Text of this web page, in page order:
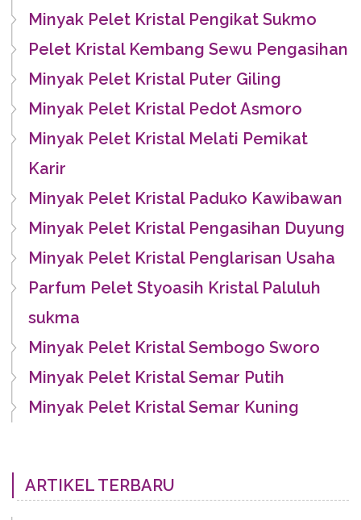
Minyak Pelet Kristal Pengikat Sukmo
Pelet Kristal Kembang Sewu Pengasihan
Minyak Pelet Kristal Puter Giling
Minyak Pelet Kristal Pedot Asmoro
Minyak Pelet Kristal Melati Pemikat
Karir
Minyak Pelet Kristal Paduko Kawibawan
Minyak Pelet Kristal Pengasihan Duyung
Minyak Pelet Kristal Penglarisan Usaha
Parfum Pelet Styoasih Kristal Paluluh
sukma
Minyak Pelet Kristal Sembogo Sworo
Minyak Pelet Kristal Semar Putih
Minyak Pelet Kristal Semar Kuning
ARTIKEL TERBARU